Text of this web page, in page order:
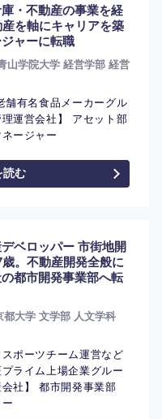
・不動産の事業を経
を軸にキャリアを築
ャーに転職
学院大学 経営学部 経営
舗有名食品メーカーグル
運営会社】 アセット部
ージャー
読む
ベロッパー 市街地開
。不動産開発全般に
都市開発事業部へ転
大学 文学部 人文学科
スポーツチーム運営など
ライム上場企業グルー
会社】 都市開発事業部